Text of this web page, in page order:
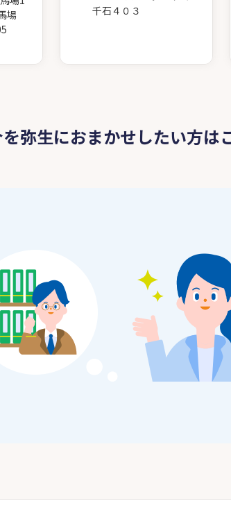
場
千石４０３
弥生におまかせしたい方は